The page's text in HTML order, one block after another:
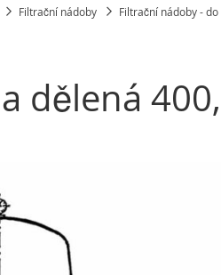
Filtrační nádoby Filtrační nádoby -
dělená